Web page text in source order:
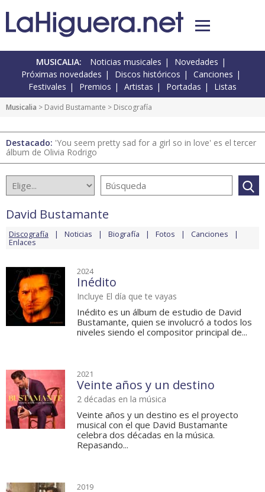
MUSICALIA: Noticias musicales
Novedades
Próximas novedades
Discos históricos
Canciones
Festivales
Premios Artistas Portadas Listas
Musicalia > David Bustamante > Discografía
Destacado: 'You seem pretty sad for a girl so in love' es el tercer
álbum de Olivia Rodrigo
David Bustamante
Discografía Noticias Biografía Fotos Canciones
Enlaces
2024
Inédito
Incluye El día que te vayas
Inédito es un álbum de estudio de David
Bustamante, quien se involucró a todos los
niveles siendo el compositor principal de...
2021
Veinte años y un destino
2 décadas en la música
Veinte años y un destino es el proyecto
musical con el que David Bustamante
celebra dos décadas en la música.
Repasando...
2019